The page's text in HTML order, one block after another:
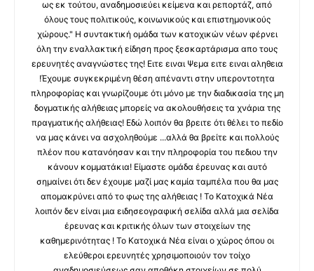
ως εκ τούτου, αναδημοσιεύει κείμενα και ρεπορτάζ, από
όλους τους πολιτικούς, κοινωνικούς και επιστημονικούς
χώρους." Η συντακτική ομάδα των κατοχικών νέων φέρνει
όλη την εναλλακτική είδηση προς ξεσκαρτάρισμα απο τους
ερευνητές αναγνώστες της! Ειτε ειναι Ψεμα ειτε ειναι αληθεια
!Έχουμε συγκεκριμένη θέση απέναντι στην υπεροντοτητα
πληροφορίας και γνωρίζουμε ότι μόνο με την διαδικασία της μη
δογματικής αλήθειας μπορείς να ακολουθήσεις τα χνάρια της
πραγματικής αλήθειας! Εδώ λοιπόν θα βρειτε ότι θέλει το πεδίο
να μας κάνει να ασχοληθούμε ...αλλά θα βρείτε και πολλούς
πλέον που κατανόησαν και την πληροφορία του πεδιου την
κάνουν κομματάκια! Είμαστε ομάδα έρευνας και αυτό
σημαίνει ότι δεν έχουμε μαζί μας καμία ταμπέλα που θα μας
απομακρύνει από το φως της αλήθειας ! Το Κατοχικά Νέα
λοιπόν δεν είναι μια ειδησεογραφική σελίδα αλλά μια σελίδα
έρευνας και κριτικής όλων των στοιχείων της
καθημερινότητας ! Το Κατοχικά Νέα είναι ο χώρος όπου οι
ελεύθεροι ερευνητές χρησιμοποιούν τον τοίχο